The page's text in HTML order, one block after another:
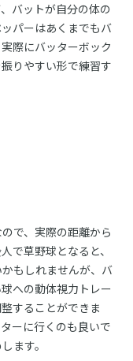
バットが自分の体の
パーはあくまでもバ
際にバッターボック
りやすい形で練習す
で、実際の距離から
で草野球となると、
もしれませんが、バ
への動体視力トレー
することができま
ーに行くのも良いで
ます。